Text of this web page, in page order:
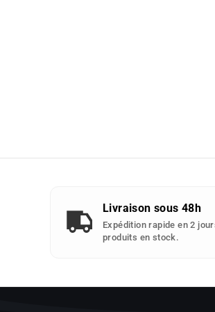
Livraison sous 48h
Expédition rapide en 2
produits en stock.